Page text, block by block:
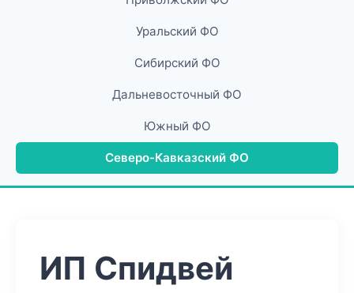
Уральский ФО
Сибирский ФО
Дальневосточный ФО
Южный ФО
Северо-Кавказский ФО
ИП Спидвей